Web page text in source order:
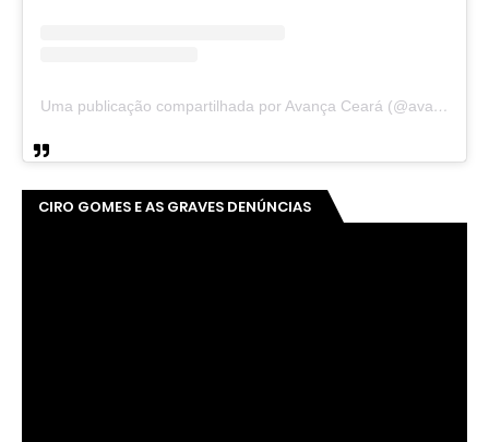
Uma publicação compartilhada por Avança Ceará (@avancaceara)
CIRO GOMES E AS GRAVES DENÚNCIAS